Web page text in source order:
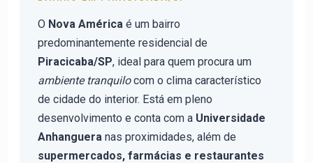
O Nova América é um bairro
predominantemente residencial de
Piracicaba/SP, ideal para quem procura um
ambiente tranquilocom o clima característico
de cidade do interior. Está em pleno
desenvolvimento e conta com a Universidade
Anhanguera nas proximidades, além de
supermercados, farmácias e restaurantes